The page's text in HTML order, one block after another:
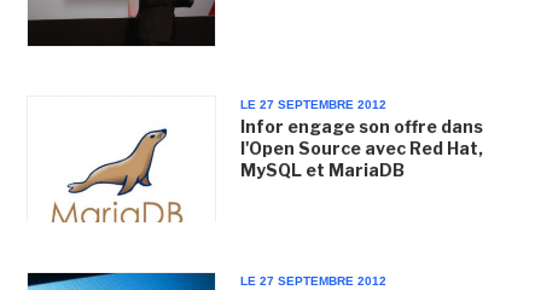
LE 27 SEPTEMBRE 2012
Infor engage son offre dans
l'Open Source avec Red Hat,
MySQL et MariaDB
LE 27 SEPTEMBRE 2012